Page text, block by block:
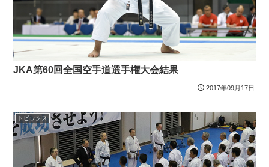
JKA第60回全国空手道選手権大会結果
2017年09月17日
トピックス